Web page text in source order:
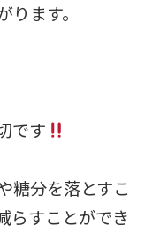
ます。
です
糖分を落とすこ
らすことができ